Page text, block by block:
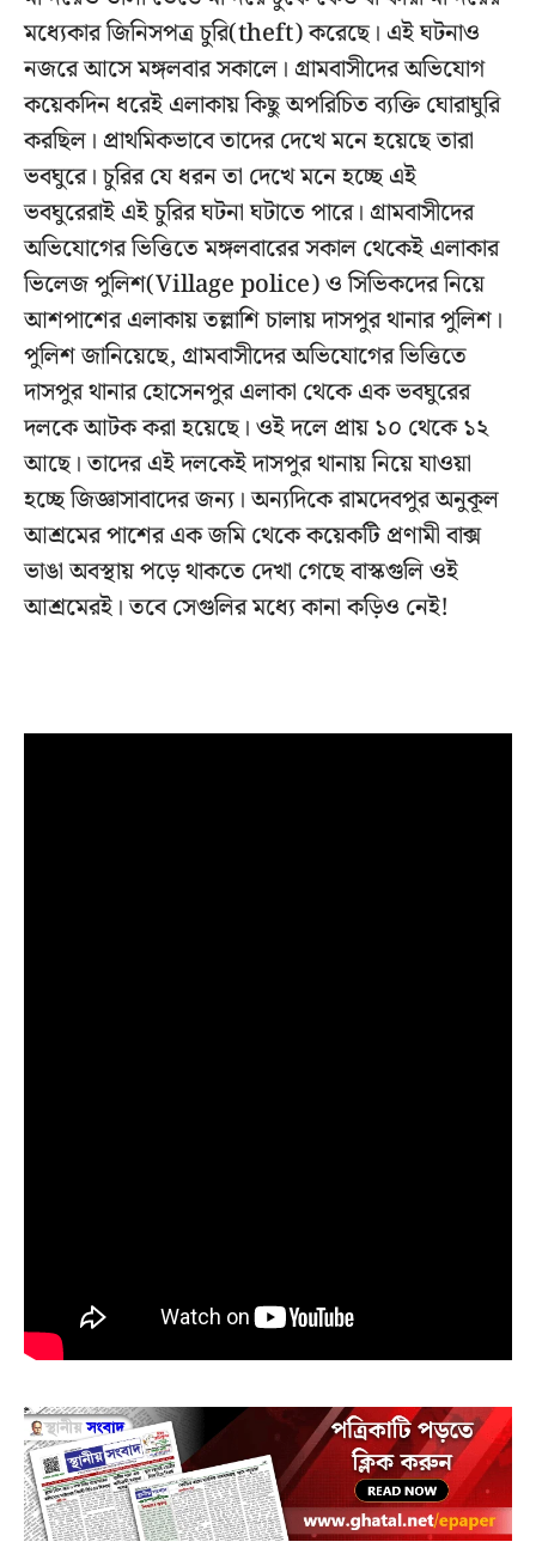
মধ্যেকার জিনিসপত্র চুরি(theft) করেছে। এই ঘটনাও
নজরে আসে মঙ্গলবার সকালে। গ্রামবাসীদের অভিযোগ
কয়েকদিন ধরেই এলাকায় কিছু অপরিচিত ব্যক্তি ঘোরাঘুরি
করছিল। প্রাথমিকভাবে তাদের দেখে মনে হয়েছে তারা
ভবঘুরে। চুরির যে ধরন তা দেখে মনে হচ্ছে এই
ভবঘুরেরাই এই চুরির ঘটনা ঘটাতে পারে। গ্রামবাসীদের
অভিযোগের ভিত্তিতে মঙ্গলবারের সকাল থেকেই এলাকার
ভিলেজ পুলিশ(Village police) ও সিভিকদের নিয়ে
আশপাশের এলাকায় তল্লাশি চালায় দাসপুর থানার পুলিশ।
পুলিশ জানিয়েছে, গ্রামবাসীদের অভিযোগের ভিত্তিতে
দাসপুর থানার হোসেনপুর এলাকা থেকে এক ভবঘুরের
দলকে আটক করা হয়েছে। ওই দলে প্রায় ১০ থেকে ১২
আছে। তাদের এই দলকেই দাসপুর থানায় নিয়ে যাওয়া
হচ্ছে জিজ্ঞাসাবাদের জন্য। অন্যদিকে রামদেবপুর অনুকূল
আশ্রমের পাশের এক জমি থেকে কয়েকটি প্রণামী বাক্স
ভাঙা অবস্থায় পড়ে থাকতে দেখা গেছে বাস্কগুলি ওই
আশ্রমেরই। তবে সেগুলির মধ্যে কানা কড়িও নেই!